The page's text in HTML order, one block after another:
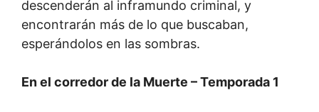
descenderán al inframundo criminal, y
encontrarán más de lo que buscaban,
esperándolos en las sombras.
En el corredor de la Muerte – Temporada 1